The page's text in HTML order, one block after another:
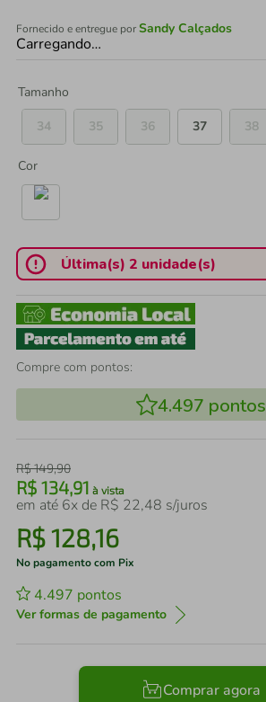
Fornecido e entregue porSandy Calçados
Carregando…
Tamanho
34
35 36 37 38
Cor
Última(s) 2 unidade(s)
Compre com pontos:
4.497 pontos
R$149,90
R$ 134,91 à vista
em até 6x de R$ 22,48 s/juros
R$128,16
No pagamento com Pix
4.497 pontos
Ver formas de pagamento
Comprar agora